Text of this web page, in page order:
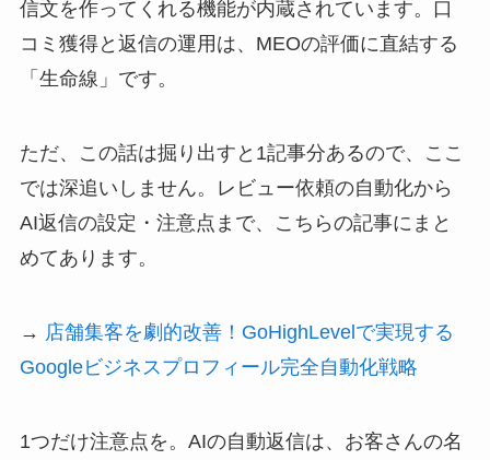
信文を作ってくれる機能が内蔵されています。口
コミ獲得と返信の運用は、MEOの評価に直結する
「生命線」です。
ただ、この話は掘り出すと1記事分あるので、ここ
では深追いしません。レビュー依頼の自動化から
AI返信の設定・注意点まで、こちらの記事にまと
めてあります。
→ 店舗集客を劇的改善！GoHighLevelで実現する
Googleビジネスプロフィール完全自動化戦略
1つだけ注意点を。AIの自動返信は、お客さんの名